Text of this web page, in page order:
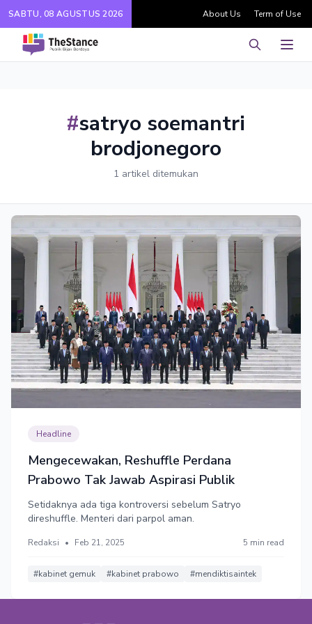
SABTU, 08 AGUSTUS 2026 About Us Term of Use
Pencarian
#satryo soemantri
brodjonegoro
1 artikel ditemukan
Headline
Mengecewakan, Reshuffle Perdana
Prabowo Tak Jawab Aspirasi Publik
Setidaknya ada tiga kontroversi sebelum Satryo
direshuffle. Menteri dari parpol aman.
Redaksi • Feb 21, 2025 5 min read
#kabinet gemuk #kabinet prabowo #mendiktisaintek